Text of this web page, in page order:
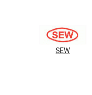
SEW